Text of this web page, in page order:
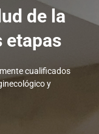
de la
etapas
cualificados
y